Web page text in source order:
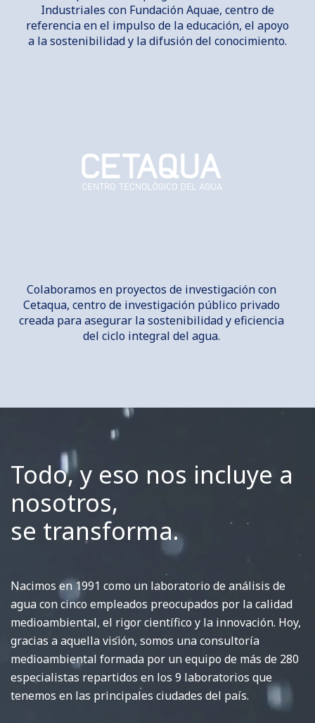
Industriales con Fundación Aquae, centro de
referencia en el impulso de la educación, el apoyo
a la sostenibilidad y la difusión del conocimiento.
Colaboramos en proyectos de investigación con
Cetaqua, centro de investigación público privado
creada para asegurar la sostenibilidad y eficiencia
del ciclo integral del agua.
Todo, y eso nos incluye a
nosotros,
se transforma.
Nacimos en 1991 como un laboratorio de análisis de
agua con cinco empleados preocupados por la calidad
medioambiental, el rigor científico y la innovación. Hoy,
gracias a aquella visión, somos una consultoría
medioambiental formada por un equipo de más de 280
especialistas repartidos en los 9 laboratorios que
tenemos en las principales ciudades del país.